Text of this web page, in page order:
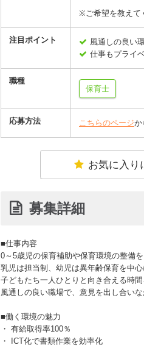
※ご希望を教えて
注目ポイント
風通しの良い
仕事もプライ
職種
保育士
応募方法 こちらのページか
お気に入り
募集詳細
■仕事内容
0～5歳児の保育補助や保育環境の整備を
乳児は担当制、幼児は異年齢保育を中
子どもたち一人ひとりと向き合える時
風通しの良い職場で、意見を出し合い
■働く環境の魅力
・ 有給取得率100％
・ ICT化で書類作業を効率化